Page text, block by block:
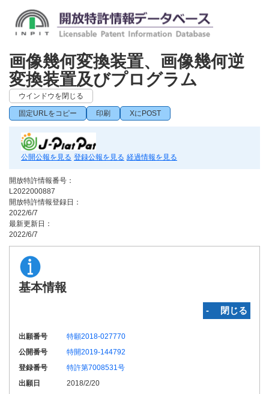
画像幾何変換装置、画像幾何逆
変換装置及びプログラム
ウインドウを閉じる
固定URLをコピー 印刷 XにPOST
公開公報を見る 登録公報を見る 経過情報を見る
開放特許情報番号：
L2022000887
開放特許情報登録日：
2022/6/7
最新更新日：
2022/6/7
基本情報
‐ 閉じる
出願番号
特願2018-027770
公開番号
特開2019-144792
登録番号
特許第7008531号
出願日
2018/2/20